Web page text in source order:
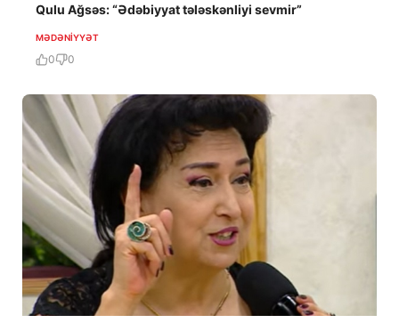
Qulu Ağsəs: “Ədəbiyyat tələskənliyi sevmir”
MƏDƏNIYYƏT
0 0